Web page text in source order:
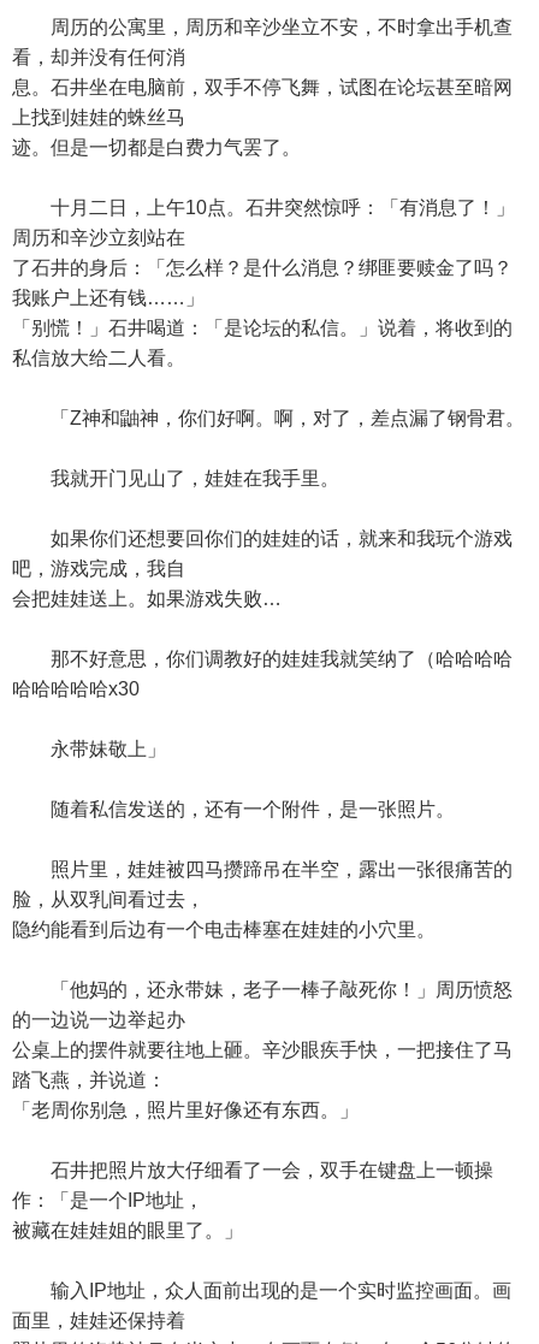
周历的公寓里，周历和辛沙坐立不安，不时拿出手机查
看，却并没有任何消
息。石井坐在电脑前，双手不停飞舞，试图在论坛甚至暗网
上找到娃娃的蛛丝马
迹。但是一切都是白费力气罢了。
十月二日，上午10点。石井突然惊呼：「有消息了！」
周历和辛沙立刻站在
了石井的身后：「怎么样？是什么消息？绑匪要赎金了吗？
我账户上还有钱……」
「别慌！」石井喝道：「是论坛的私信。」说着，将收到的
私信放大给二人看。
「Z神和鼬神，你们好啊。啊，对了，差点漏了钢骨君。
我就开门见山了，娃娃在我手里。
如果你们还想要回你们的娃娃的话，就来和我玩个游戏
吧，游戏完成，我自
会把娃娃送上。如果游戏失败…
那不好意思，你们调教好的娃娃我就笑纳了（哈哈哈哈
哈哈哈哈哈x30
永带妹敬上」
随着私信发送的，还有一个附件，是一张照片。
照片里，娃娃被四马攒蹄吊在半空，露出一张很痛苦的
脸，从双乳间看过去，
隐约能看到后边有一个电击棒塞在娃娃的小穴里。
「他妈的，还永带妹，老子一棒子敲死你！」周历愤怒
的一边说一边举起办
公桌上的摆件就要往地上砸。辛沙眼疾手快，一把接住了马
踏飞燕，并说道：
「老周你别急，照片里好像还有东西。」
石井把照片放大仔细看了一会，双手在键盘上一顿操
作：「是一个IP地址，
被藏在娃娃姐的眼里了。」
输入IP地址，众人面前出现的是一个实时监控画面。画
面里，娃娃还保持着